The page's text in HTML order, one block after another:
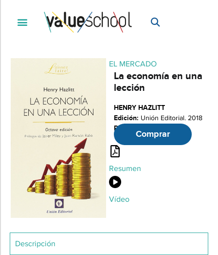
EL MERCADO
La economía en una
lección
HENRY HAZLITT
Edición: Unión Editorial. 2018
Páginas:Comprar
Resumen
Vídeo
Descripción